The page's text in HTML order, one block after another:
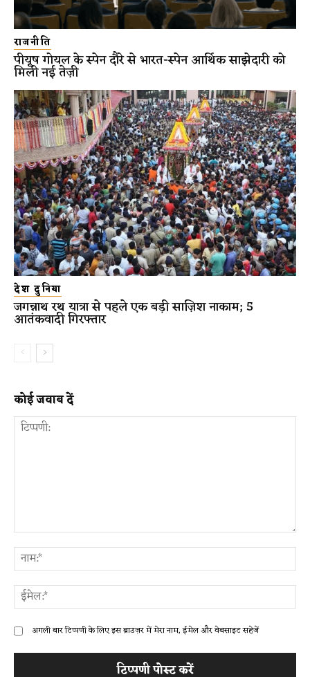
राजनीति
पीयूष गोयल के स्पेन दौरे से भारत-स्पेन आर्थिक साझेदारी को
मिली नई तेज़ी
देश दुनिया
जगन्नाथ रथ यात्रा से पहले एक बड़ी साज़िश नाकाम; 5
आतंकवादी गिरफ्तार
कोई जवाब दें
अगली बार टिप्पणी के लिए इस ब्राउज़र में मेरा नाम, ईमेल और वेबसाइट सहेजें